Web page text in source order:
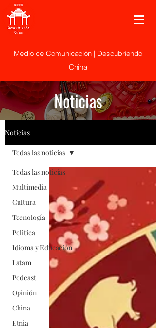
Medio de Comunicación | Descubriendo
China
Noticias
Noticias
Todas las noticias
Multimedia
Cultura
Tecnología
Politica
Idioma y Educación
Latam
Podcast
Opinión
China
Etnia
Todas las noticias